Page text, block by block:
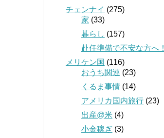
チェンナイ (275)
家 (33)
暮らし (157)
赴任準備で不安な方へ！
メリケン国 (116)
おうち関連 (23)
くるま事情 (14)
アメリカ国内旅行 (23)
出産@米 (4)
小金稼ぎ (3)